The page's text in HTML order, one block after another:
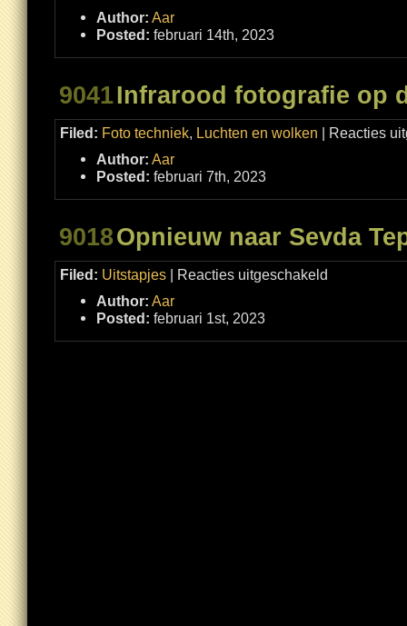
Author: Aar
Posted: februari 14th, 2023
9041Infrarood fotografie op
Filed: Foto techniek, Luchten en wolken | Reacties
Author: Aar
Posted: februari 7th, 2023
9018Opnieuw naar Sevda
Filed: Uitstapjes | Reacties uitgeschakeld
Author: Aar
Posted: februari 1st, 2023